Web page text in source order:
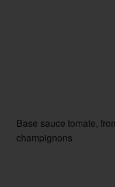
Base sauce tomate,
champignons